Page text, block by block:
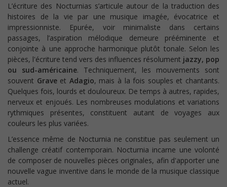
L’écriture des Nocturnias s’articule autour de la traduction des
histoires de la vie par une musique imagée, évocatrice et
impressionniste. Epurée, voir minimaliste dans certains
passages, l’aspiration mélodique demeure prééminente et
conjointe à une approche harmonique plutôt tonale. Selon les
pièces, l'écriture tend vers des influences résolument jazzy, pop
ou sud-américaine. Techniquement, les mouvements sont
souvent Graveet Adagio, mais à la fois souples et chantants.
Quelques fois, lourds et douloureux. De temps à autres, rapides,
nerveux et enjoués. Les nombreuses modulations et variations
rythmiques présentes, constituent autant de voyages aux
couleurs les plus variées.
L’essence même de Nocturnia ne constitue pas seulement un
challenge créatif contemporain. Nocturnia incarne une volonté
de composer de nouvelles pièces originales, afin d'apporter une
nouvelle vague inventive dans le monde de la musique classique
actuel.